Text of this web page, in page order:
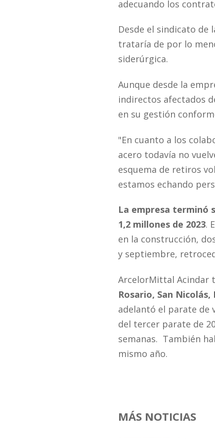
adecuando los
Desde el sindicato de
trataría de por lo
siderúrgica.
Aunque desde la
indirectos afectados
en su gestión
"En cuanto a los
acero todavía no
esquema de retiros
estamos echando
La empresa terminó
1,2 millones de 2023.
en la construcción,
y septiembre,
ArcelorMittal Acindar
Rosario, San Nicolás,
adelantó el parate de
del tercer parate de
semanas. También
mismo año.
MÁS NOTICIAS